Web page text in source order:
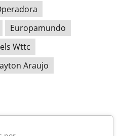
Europamundo
Wttc
Araujo